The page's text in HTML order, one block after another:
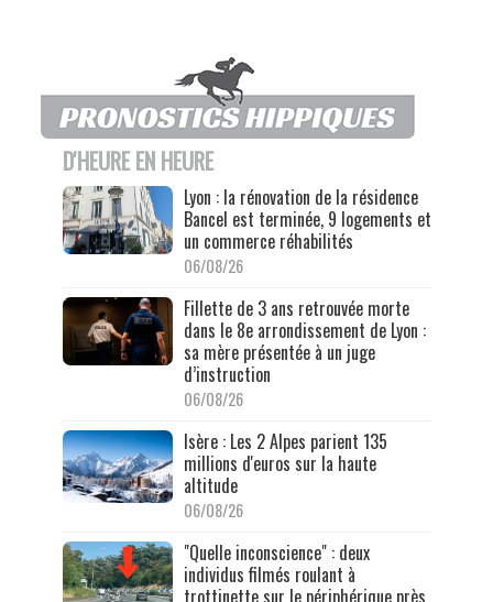
D'HEURE EN HEURE
Lyon : la rénovation de la résidence
Bancel est terminée, 9 logements et
un commerce réhabilités
06/08/26
Fillette de 3 ans retrouvée morte
dans le 8e arrondissement de Lyon :
sa mère présentée à un juge
d’instruction
06/08/26
Isère : Les 2 Alpes parient 135
millions d'euros sur la haute
altitude
06/08/26
"Quelle inconscience" : deux
individus filmés roulant à
trottinette sur le périphérique près